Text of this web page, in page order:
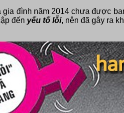
gia đình năm 2014 chưa được
đến yếu tố lỗi, nên đã gây ra